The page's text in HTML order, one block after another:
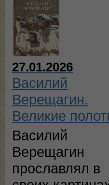
27.01.2026
Василий
Верещагин.
Великие
Василий
Верещагин
прославлял в